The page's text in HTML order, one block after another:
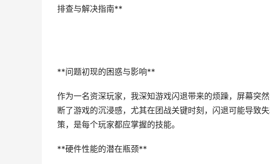
排查与解决指南**
**问题初现的困惑与影响**
作为一名资深玩家，我深知游戏闪退带来的烦躁，屏幕突
断了游戏的沉浸感，尤其在团战关键时刻，闪退可能导致
策，是每个玩家都应掌握的技能。
**硬件性能的潜在瓶颈**